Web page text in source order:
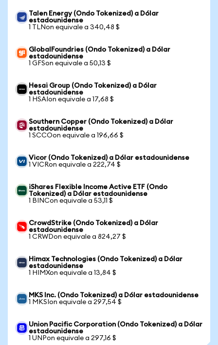
Talen Energy (Ondo Tokenized) a Dólar
estadounidense
1 TLNon equivale a 340,48 $
GlobalFoundries (Ondo Tokenized) a Dólar
estadounidense
1 GFSon equivale a 50,13 $
Hesai Group (Ondo Tokenized) a Dólar
estadounidense
1 HSAIon equivale a 17,68 $
Southern Copper (Ondo Tokenized) a Dólar
estadounidense
1 SCCOon equivale a 196,66 $
Vicor (Ondo Tokenized) a Dólar estadounidense
1 VICRon equivale a 222,74 $
iShares Flexible Income Active ETF (Ondo
Tokenized) a Dólar estadounidense
1 BINCon equivale a 53,11 $
CrowdStrike (Ondo Tokenized) a Dólar
estadounidense
1 CRWDon equivale a 824,27 $
Himax Technologies (Ondo Tokenized) a Dólar
estadounidense
1 HIMXon equivale a 13,84 $
MKS Inc. (Ondo Tokenized) a Dólar estadounidense
1 MKSIon equivale a 297,54 $
Union Pacific Corporation (Ondo Tokenized) a Dólar
estadounidense
1 UNPon equivale a 297,16 $